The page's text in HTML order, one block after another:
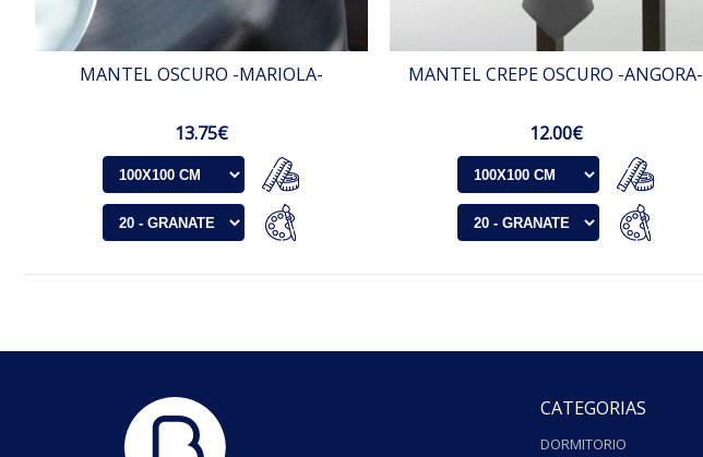
MANTEL OSCURO -MARIOLA-
13.75€
MANTEL CREPE OSCURO -ANGORA-
12.00€
CATEGORIAS
DORMITORIO